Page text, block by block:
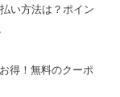
い方法は？ポイン
得！無料のクーポ